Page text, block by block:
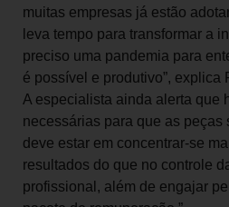
muitas empresas já estão
leva tempo para transformar a
preciso uma pandemia para
é possível e produtivo”, explica
A especialista ainda alerta que
necessárias para que as peças
deve estar em concentrar-se
resultados do que no controle
profissional, além de engajar